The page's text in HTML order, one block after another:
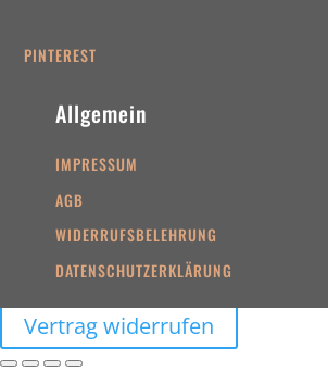
PINTEREST
Allgemein
IMPRESSUM
AGB
WIDERRUFSBELEHRUNG
DATENSCHUTZERKLÄRUNG
Vertrag widerrufen